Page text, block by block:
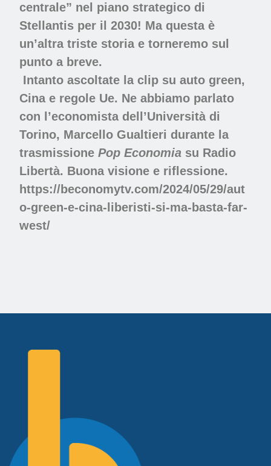
centrale” nel piano strategico di
Stellantis per il 2030! Ma questa è
un’altra triste storia e torneremo sul
punto a breve.
Intanto ascoltate la clip su auto green,
Cina e regole Ue. Ne abbiamo parlato
con l’economista dell’Università di
Torino, Marcello Gualtieri durante la
trasmissione Pop Economia su Radio
Libertà. Buona visione e riflessione.
https://beconomytv.com/2024/05/29/aut
o-green-e-cina-liberisti-si-ma-basta-far-
west/